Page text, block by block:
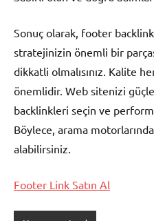
Sonuç olarak, footer backlink
stratejinizin önemli bir
dikkatli olmalısınız. Kalite
önemlidir. Web sitenizi
backlinkleri seçin ve
Böylece, arama
alabilirsiniz.
Footer Link Satın Al